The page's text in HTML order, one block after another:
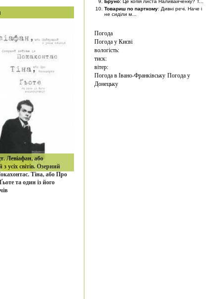
Левіафан, або
усіх світів. Озерний
Тіна, або Про
та один із його
Бруно: Це копія листа Наливайченку? Т...
Товариш по парткому: Дивні речі. Наче і
не сиділи м...
Погода
Погода уКиєві
вологість:
тиск:
вітер:
Погода в Івано-Франківську Погода у
Донецьку